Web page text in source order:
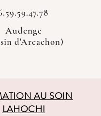
Audenge
d'Arcachon)
AU SOIN
LAHOCHI